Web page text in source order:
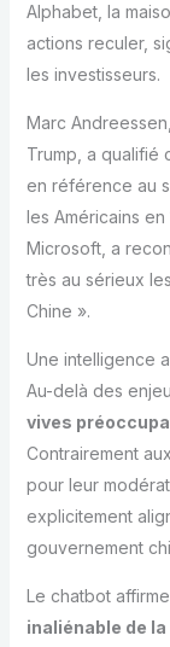
Alphabet, la
actions reculer,
les investisseurs.
Marc
Trump, a qualifié
en référence au
les Américains en
Microsoft, a
très au sérieux
Chine ».
Une intelligence
Au-delà des
vives
Contrairement
pour leur
explicitement
gouvernement
Le chatbot
inaliénable de la